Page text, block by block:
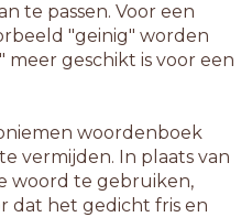
te passen. Voor een
"geinig" worden
geschikt is voor een
woordenboek
vermijden. In plaats van
woord te gebruiken,
dat het gedicht fris en